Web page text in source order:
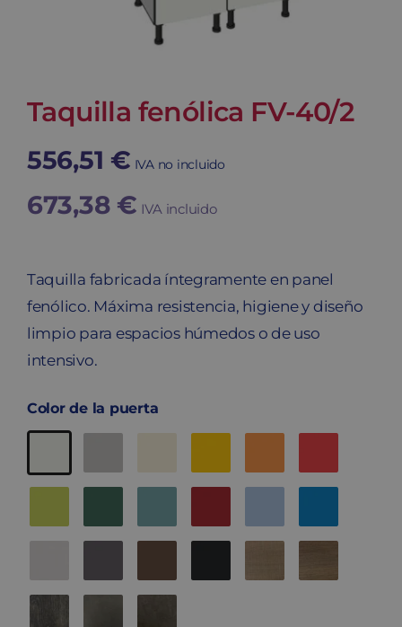
Taquilla fenólica FV-40/2
556,51 € IVA no incluido
673,38 € IVA incluido
Taquilla fabricada íntegramente en panel
fenólico. Máxima resistencia, higiene y diseño
limpio para espacios húmedos o de uso
intensivo.
Color de la puerta